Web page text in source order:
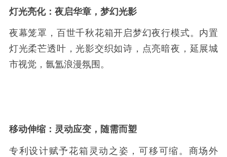
灯光亮化：夜启华章，梦幻光影
夜幕笼罩，百世千秋花箱开启梦幻夜行模式。内置
灯光柔芒透叶，光影交织如诗，点亮暗夜，延展城
市视觉，氤氲浪漫氛围。
移动伸缩：灵动应变，随需而塑
专利设计赋予花箱灵动之姿，可移可缩。商场外